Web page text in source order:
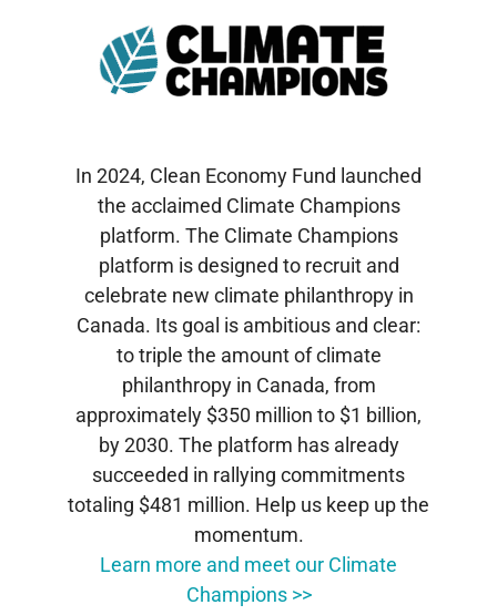
In 2024, Clean Economy Fund launched
the acclaimed Climate Champions
platform. The Climate Champions
platform is designed to recruit and
celebrate new climate philanthropy in
Canada. Its goal is ambitious and clear:
to triple the amount of climate
philanthropy in Canada, from
approximately $350 million to $1 billion,
by 2030. The platform has already
succeeded in rallying commitments
totaling $481 million. Help us keep up the
momentum.
Learn more and meet our Climate
Champions >>